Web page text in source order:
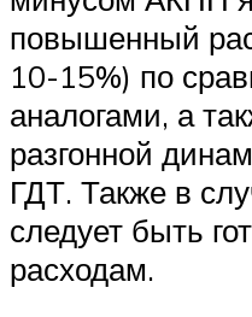
повышенный
10-15%) по
аналогами, а
разгонной
ГДТ. Также в
следует быть
расходам.